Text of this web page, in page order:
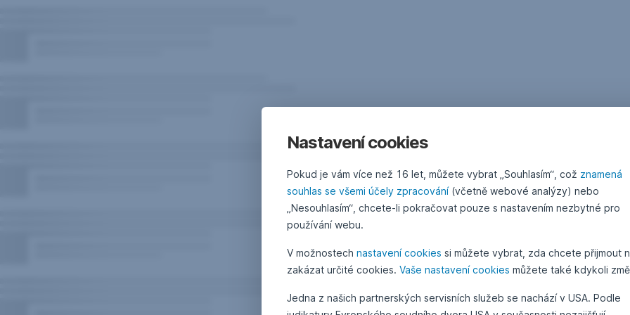
Nastavení cookies
Pokud je vám více než 16 let, můžete vybrat „Souhlasím“, což znamená
souhlas se všemi účely zpracování(včetně webové analýzy) nebo
„Nesouhlasím“, chcete-li pokračovat pouze s nastavením nezbytné pro
používání webu.
V možnostech nastavení cookies si můžete vybrat, zda chcete přijmout
zakázat určité cookies. Vaše nastavení cookies můžete také kdykoli
Jedna z našich partnerských servisních služeb se nachází v USA. Podle